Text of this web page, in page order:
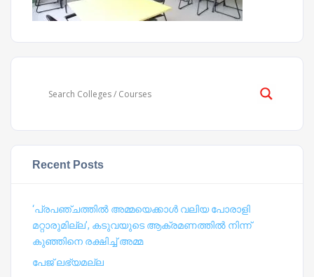
Recent Posts
‘പ്രപഞ്ചത്തില്‍ അമ്മയെക്കാള്‍ വലിയ പോരാളി
മറ്റാരുമില്ല’, കടുവയുടെ ആക്രമണത്തില്‍ നിന്ന്
കുഞ്ഞിനെ രക്ഷിച്ച് അമ്മ
പേജ് ലഭ്യമല്ല